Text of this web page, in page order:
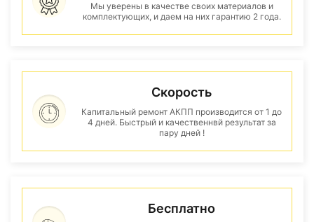
Мы уверены в качестве своих материалов и
комплектующих, и даем на них гарантию 2 года.
Скорость
Капитальный ремонт АКПП производится от 1 до
4 дней. Быстрый и качественнвй результат за
пару дней !
Бесплатно